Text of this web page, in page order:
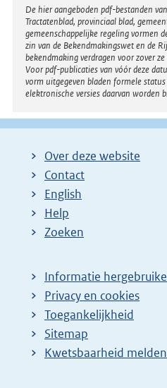
Disclaimer
De hier aangeboden pdf-bestanden
Tractatenblad, provinciaal blad,
gemeenschappelijke regeling vormen
zin van de Bekendmakingswet en de
bekendmaking verdragen voor zover
Voor pdf-publicaties van vóór deze
vorm uitgegeven bladen formele
elektronische versies daarvan worden
Over deze website
Contact
English
Help
Zoeken
Informatie
Privacy en cookies
Toegankelijkheid
Sitemap
E
Kwetsbaarheid melden